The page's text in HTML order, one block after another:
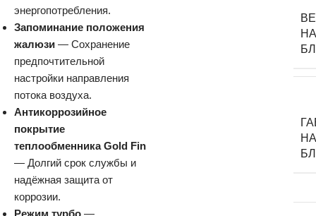
энергопотребления.
Запоминание положения
жалюзи — Сохранение
предпочтительной
настройки направления
потока воздуха.
Антикоррозийное
покрытие
теплообменника Gold Fin
— Долгий срок службы и
надёжная защита от
коррозии.
Режим турбо —